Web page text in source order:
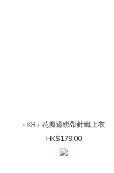
‹ KR › 花瓣邊綁帶針織上衣
HK$179.00